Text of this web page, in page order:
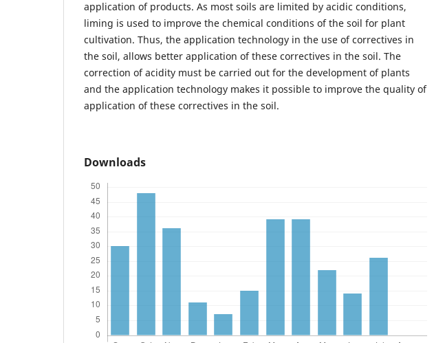
application of products. As most soils are limited by acidic conditions,
liming is used to improve the chemical conditions of the soil for plant
cultivation. Thus, the application technology in the use of correctives in
the soil, allows better application of these correctives in the soil. The
correction of acidity must be carried out for the development of plants
and the application technology makes it possible to improve the quality of
application of these correctives in the soil.
Downloads